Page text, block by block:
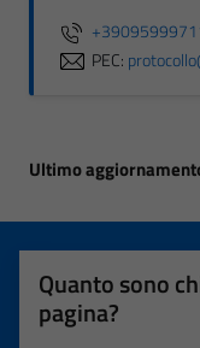
PEC:
Ultimo
Quanto sono
pagina?